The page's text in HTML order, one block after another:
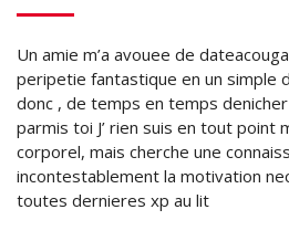
Un amie m’a avouee de
peripetie fantastique en un simple
donc , de temps en temps
parmis toi J’ rien suis en tout point
corporel, mais cherche une
incontestablement la motivation
toutes dernieres xp au lit